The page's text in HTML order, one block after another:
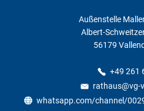
Außenstelle
Albert-
56179
+49 261
rathaus@vg-
whatsapp.com/channel/